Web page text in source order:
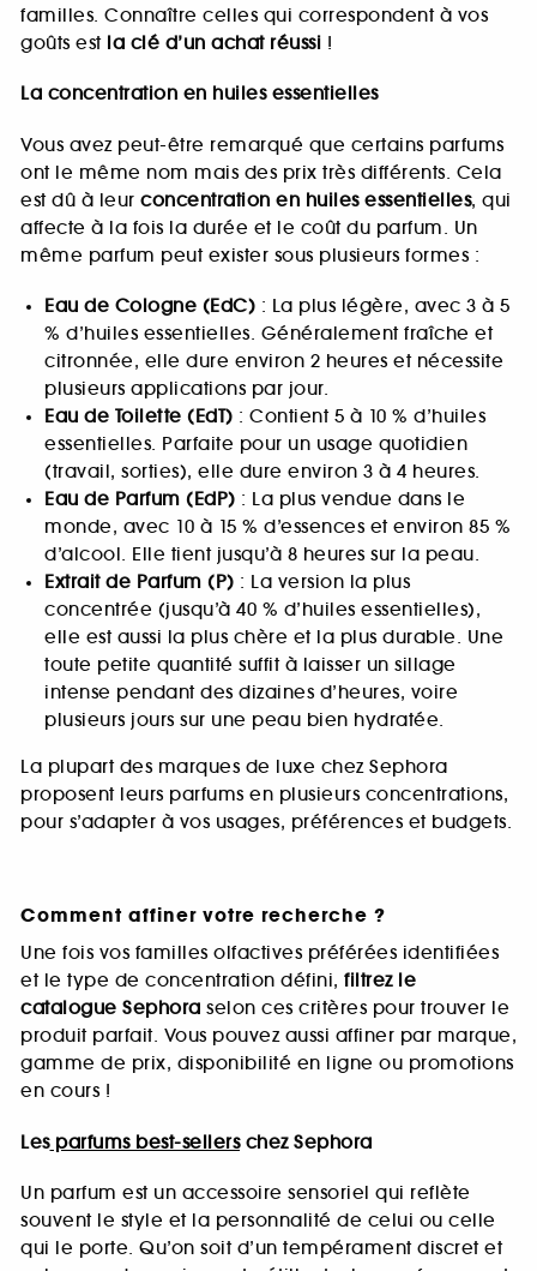
familles. Connaître celles qui correspondent à vos
goûts est la clé d’un achat réussi !
La concentration en huiles essentielles
Vous avez peut-être remarqué que certains parfums
ont le même nom mais des prix très différents. Cela
est dû à leur concentration en huiles essentielles, qui
affecte à la fois la durée et le coût du parfum. Un
même parfum peut exister sous plusieurs formes :
Eau de Cologne (EdC) : La plus légère, avec 3 à 5
% d’huiles essentielles. Généralement fraîche et
citronnée, elle dure environ 2 heures et nécessite
plusieurs applications par jour.
Eau de Toilette (EdT) : Contient 5 à 10 % d’huiles
essentielles. Parfaite pour un usage quotidien
(travail, sorties), elle dure environ 3 à 4 heures.
Eau de Parfum (EdP) : La plus vendue dans le
monde, avec 10 à 15 % d’essences et environ 85 %
d’alcool. Elle tient jusqu’à 8 heures sur la peau.
Extrait de Parfum (P) : La version la plus
concentrée (jusqu’à 40 % d’huiles essentielles),
elle est aussi la plus chère et la plus durable. Une
toute petite quantité suffit à laisser un sillage
intense pendant des dizaines d’heures, voire
plusieurs jours sur une peau bien hydratée.
La plupart des marques de luxe chez Sephora
proposent leurs parfums en plusieurs concentrations,
pour s’adapter à vos usages, préférences et budgets.
Comment affiner votre recherche ?
Une fois vos familles olfactives préférées identifiées
et le type de concentration défini, filtrez le
catalogue Sephora selon ces critères pour trouver le
produit parfait. Vous pouvez aussi affiner par marque,
gamme de prix, disponibilité en ligne ou promotions
en cours !
Lesparfums best-sellerschez Sephora
Un parfum est un accessoire sensoriel qui reflète
souvent le style et la personnalité de celui ou celle
qui le porte. Qu’on soit d’un tempérament discret et